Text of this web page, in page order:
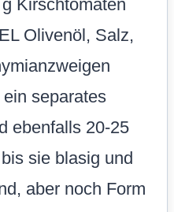
Kirschtomaten
Olivenöl, Salz,
separates
ebenfalls 20-25
sie blasig und
aber noch Form